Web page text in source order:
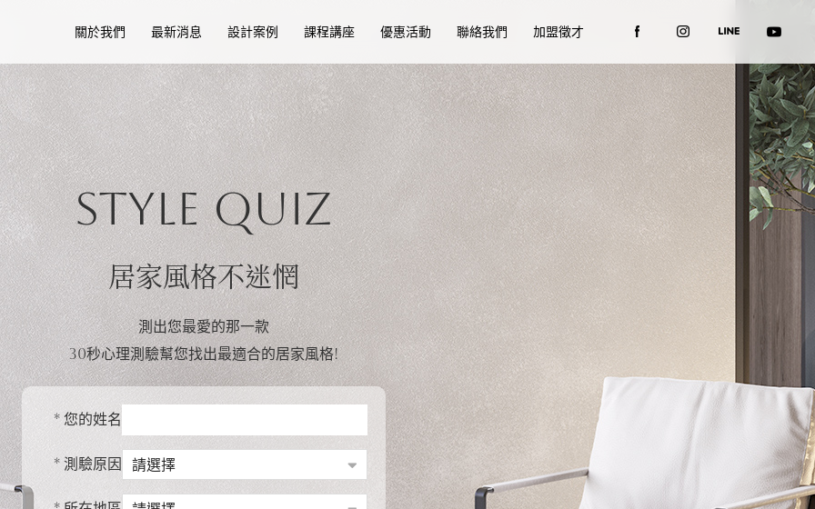
關於我們 最新消息 設計案例 課程講座 優惠活動 聯絡我們 加盟徵才
Style Quiz
居家風格不迷惘
測出您最愛的那一款
30秒心理測驗幫您找出最適合的居家風格!
* 您的姓名
* 測驗原因
Q1
餐廳設計，您喜歡哪一種?
B
Q2
餐廳設計，您喜歡哪一種?
B
Q3
您會用哪個形容詞來形容自己?
B 追求完美 C 簡潔俐落 D 陽光溫暖
Q4
想為書房添購一盞檯燈，您會選擇哪種款式?
B
Q5
下列何者為您的旅遊住宿首選?
B
Q6
集時，逛到一攤賣餐具的攤販，您會決定買哪個回家?
B 白瓷咖啡杯 C 金湯匙 D 木質湯碗
Q7
間費有一扇窗，要加上窗簾遮光，您會選擇哪一款?
B
Q8
請選擇性別
W